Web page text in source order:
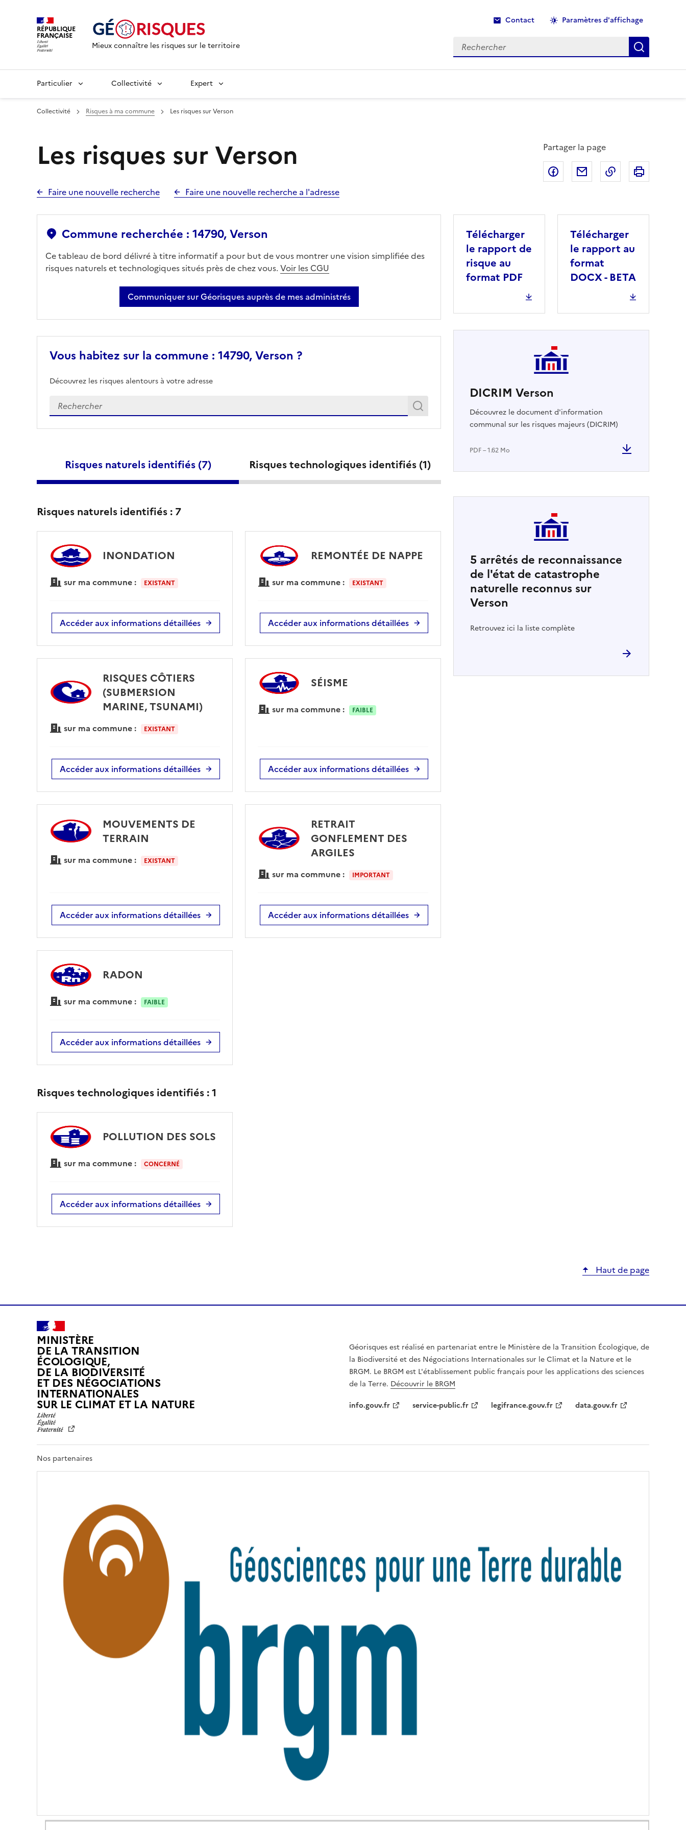
RÉPUBLIQUE
FRANÇAISE
Mieux connaître les risques sur le territoire
Contact Paramètres d'affichage
Rechercher Recherche
Particulier Collectivité Expert
Collectivité Risques à ma commune Les risques sur Verson
Les risques sur Verson
Faire une nouvelle recherche Faire une nouvelle recherche a l'adresse
Partager la page
Partager sur Facebook
Partager par email
Copier dans le
Commune recherchée : 14790, Verson
Ce tableau de bord délivré à titre informatif a pour but de vous montrer une vision simplifiée des
risques naturels et technologiques situés près de chez vous. Voir les CGU
Communiquer sur Géorisques auprès de mes administrés
Vous habitez sur la commune : 14790, Verson ?
Découvrez les risques alentours à votre adresse
Veuillez renseigner votre adresse exacte
Recherche
Risques naturels identifiés (7) Risques technologiques identifiés (1)
Risques naturels identifiés : 7
INONDATION
sur ma commune : EXISTANT
Accéder aux informations détaillées
REMONTÉE DE NAPPE
sur ma commune : EXISTANT
Accéder aux informations détaillées
RISQUES CÔTIERS
(SUBMERSION
MARINE, TSUNAMI)
sur ma commune : EXISTANT
Accéder aux informations détaillées
SÉISME
sur ma commune : FAIBLE
Accéder aux informations détaillées
MOUVEMENTS DE
TERRAIN
sur ma commune : EXISTANT
Accéder aux informations détaillées
RETRAIT
GONFLEMENT DES
ARGILES
sur ma commune : IMPORTANT
Accéder aux informations détaillées
RADON
sur ma commune : FAIBLE
Accéder aux informations détaillées
Risques technologiques identifiés :1
POLLUTION DES SOLS
sur ma commune : CONCERNÉ
Accéder aux informations détaillées
Télécharger
le rapport de
risque au
format PDF
Télécharger
le rapport au
format
DOCX - BETA
DICRIM Verson
PDF – 1.62 Mo
Découvrez le document d'information
communal sur les risques majeurs (DICRIM)
5 arrêtés de reconnaissance
de l'état de catastrophe
naturelle reconnus sur
Verson
Retrouvez ici la liste complète
Haut de page
MINISTÈRE
DE LA TRANSITION
ÉCOLOGIQUE,
DE LA BIODIVERSITÉ
ET DES NÉGOCIATIONS
INTERNATIONALES
SUR LE CLIMAT ET LA NATUREL
R
É
R
R
N
T
Géorisques est réalisé en partenariat entre le Ministère de la Transition Écologique, de
la Biodiversité et des Négociations Internationales sur le Climat et la Nature et le
BRGM. Le BRGM est L'établissement public français pour les applications des sciences
de la Terre. Découvrir le BRGM
info.gouv.fr
service-public.fr legifrance.gouv.fr data.gouv.fr
Nos partenaires